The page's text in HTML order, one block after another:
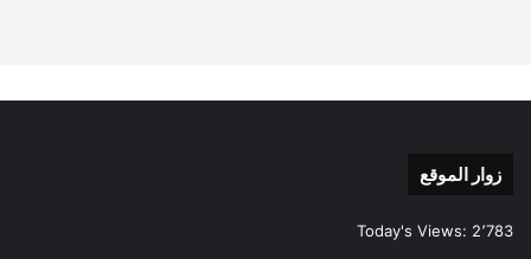
زوار الموقع
Today's Views: 2٬783